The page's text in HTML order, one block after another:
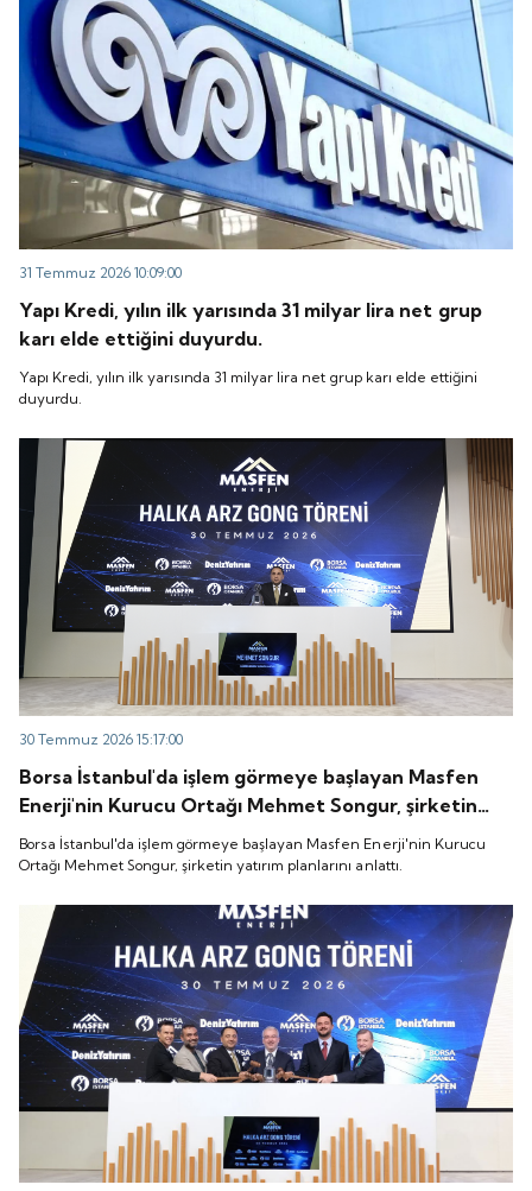
31 Temmuz 2026 10:09:00
Yapı Kredi, yılın ilk yarısında 31 milyar lira net grup
karı elde ettiğini duyurdu.
Yapı Kredi, yılın ilk yarısında 31 milyar lira net grup karı elde ettiğini
duyurdu.
30 Temmuz 2026 15:17:00
Borsa İstanbul'da işlem görmeye başlayan Masfen
Enerji'nin Kurucu Ortağı Mehmet Songur, şirketin
yatırım planlarını anlattı.
Borsa İstanbul'da işlem görmeye başlayan Masfen Enerji'nin Kurucu
Ortağı Mehmet Songur, şirketin yatırım planlarını anlattı.